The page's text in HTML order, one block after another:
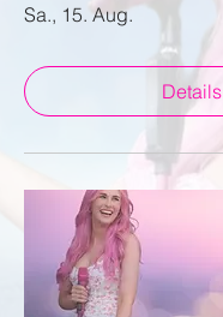
Sa., 15. Aug.
Details